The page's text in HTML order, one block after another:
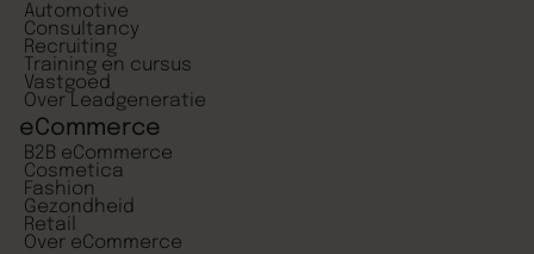
Automotive
Consultancy
Recruiting
Training en cursus
Vastgoed
Over Leadgeneratie
eCommerce
B2B eCommerce
Cosmetica
Fashion
Gezondheid
Retail
Over eCommerce